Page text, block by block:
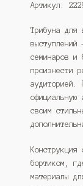
Артикул:
Трибуна для
выступлений
семинаров и
произнести
аудиторией.
официальную
своим
Конструкция
бортиком,
материалы